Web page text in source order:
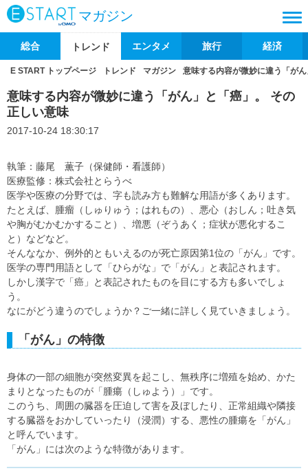
マガジン
総合 トレンド エンタメ 旅行 経済
E START トップページ トレンド マガジン 意味する内容が微妙に違う「が
意味する内容が微妙に違う「がん」と「癌」。 その
正しい意味
2017-10-24 18:30:17
執筆：藤尾 薫子（保健師・看護師）
医療監修：株式会社とらうべ
医学や医療の分野では、字も読み方も難解な用語が多くあります。
たとえば、腫瘤（しゅりゅう；はれもの）、悪心（おしん；吐き気
や胸がむかむかすること）、増悪（ぞうあく；症状が悪化するこ
と）などなど。
そんななか、例外的ともいえるのが死亡原因第1位の「がん」です。
医学の専門用語として「ひらがな」で「がん」と表記されます。
しかし漢字で「癌」と表記されたものを目にする方も多いでしょ
う。
なにがどう違うのでしょうか？ご一緒に詳しく見ていきましょう。
「がん」の特徴
身体の一部の細胞が突然変異を起こし、無秩序に増殖を始め、かた
まりとなったものが「腫瘍（しゅよう）」です。
このうち、周囲の臓器を圧迫して害を及ぼしたり、正常組織や隣接
する臓器をおかしていったり（浸潤）する、悪性の腫瘍を「がん」
と呼んでいます。
「がん」には次のような特徴があります。